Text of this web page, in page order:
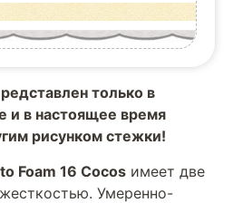
только в
и в настоящее время
рисунком стежки!
Foam 16 Cocos имеет две
Умеренно-